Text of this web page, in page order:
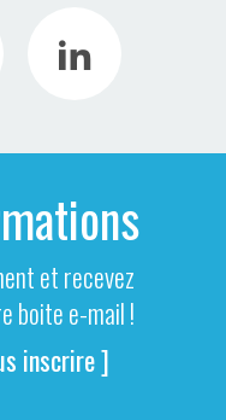
et recevez
boite e-mail !
inscrire ]